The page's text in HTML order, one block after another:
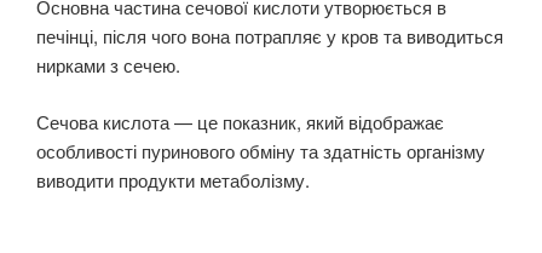
Основна частина сечової кислоти утворюється в
печінці, після чого вона потрапляє у кров та виводиться
нирками з сечею.
Сечова кислота — це показник, який відображає
особливості пуринового обміну та здатність організму
виводити продукти метаболізму.